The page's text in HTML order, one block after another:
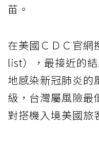
苗。
在美國ＣＤＣ官網
list），最接近的
地感染新冠肺炎的
級，台灣屬風險最
對搭機入境美國旅